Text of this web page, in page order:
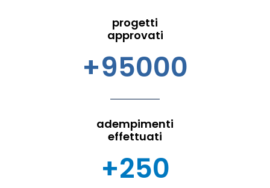
progetti
approvati
+95000
adempimenti
effettuati
+250